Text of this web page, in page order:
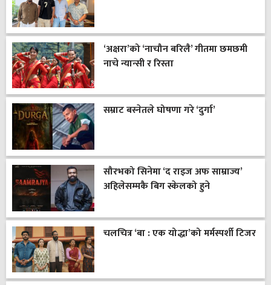
‘अक्षरा’को ‘नाचौन बरिलै’ गीतमा छमछमी
नाचे न्यान्सी र रिस्ता
सम्राट बस्नेतले घोषणा गरे ‘दुर्गा’
सौरभको सिनेमा ‘द राइज अफ साम्राज्य’
अहिलेसम्मकै बिग स्केलको हुने
चलचित्र ‘बा : एक योद्धा’को मर्मस्पर्शी टिजर